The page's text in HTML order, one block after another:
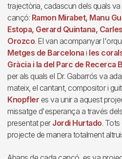
trajectòria, cadascun dels quals va
cançó: Ramon Mirabet, Manu
Estopa, Gerard Quintana,
Orozco. El van acompanyar
Metges de Barcelona i les
Gràcia i la del Parc de Recerca
per als quals el Dr. Gabarrós va
mateix, el cantant, compositor i
Knopfler es va unir a aquest
missatge d'esperança a través
presentat per Jordi Hurtado.
projecte de manera totalment